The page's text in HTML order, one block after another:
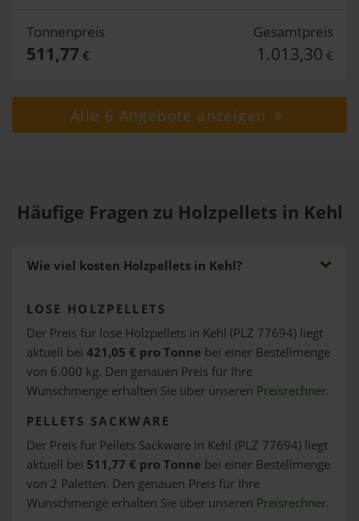
Tonnenpreis
511,77 €
Gesamtpreis
1.013,30 €
Alle 6 Angebote anzeigen
Häufige Fragen zu Holzpellets in Kehl
Wie viel kosten Holzpellets in Kehl?
LOSE HOLZPELLETS
Der Preis für lose Holzpellets in Kehl (PLZ 77694) liegt
aktuell bei 421,05 € pro Tonne bei einer Bestellmenge
von 6.000 kg. Den genauen Preis für Ihre
Wunschmenge erhalten Sie über unseren Preisrechner.
PELLETS SACKWARE
Der Preis für Pellets Sackware in Kehl (PLZ 77694) liegt
aktuell bei 511,77 € pro Tonne bei einer Bestellmenge
von 2 Paletten. Den genauen Preis für Ihre
Wunschmenge erhalten Sie über unseren Preisrechner.